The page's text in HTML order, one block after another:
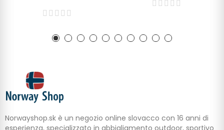
Norwayshop.sk è un negozio online slovacco con 16 anni di